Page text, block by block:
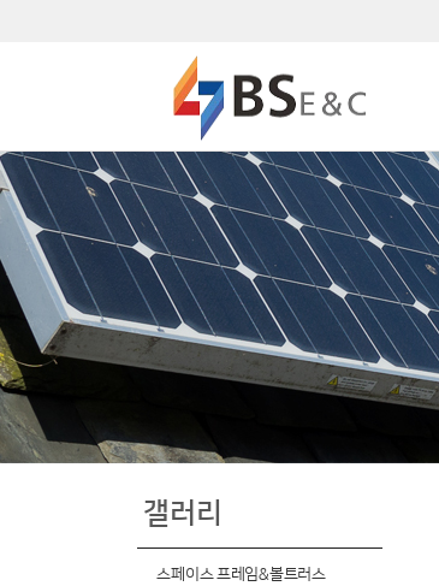
갤러리
스페이스 프레임&볼트러스